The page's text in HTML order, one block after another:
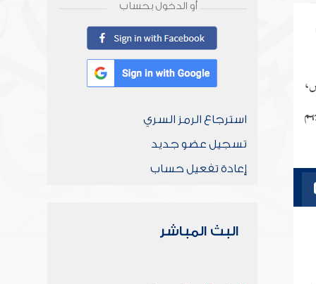
أو الدخول بحساب
استرجاع الرمز السري
تسجيل عضو جديد
إعادة تفعيل حساب
البث المباشر